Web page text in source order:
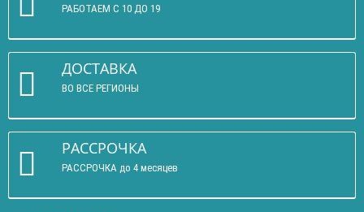
РАБОТАЕМ С 10 ДО 19
ДОСТАВКА
ВО ВСЕ РЕГИОНЫ
РАССРОЧКА
РАССРОЧКА до 4 месяцев